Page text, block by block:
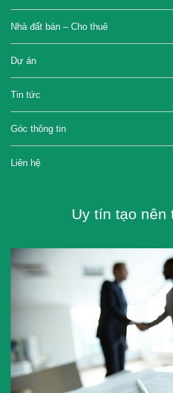
Nhà đất bán – Cho thuê
Dự án
Tin tức
Góc thông tin
Liên hệ
Uy tín tạo nên